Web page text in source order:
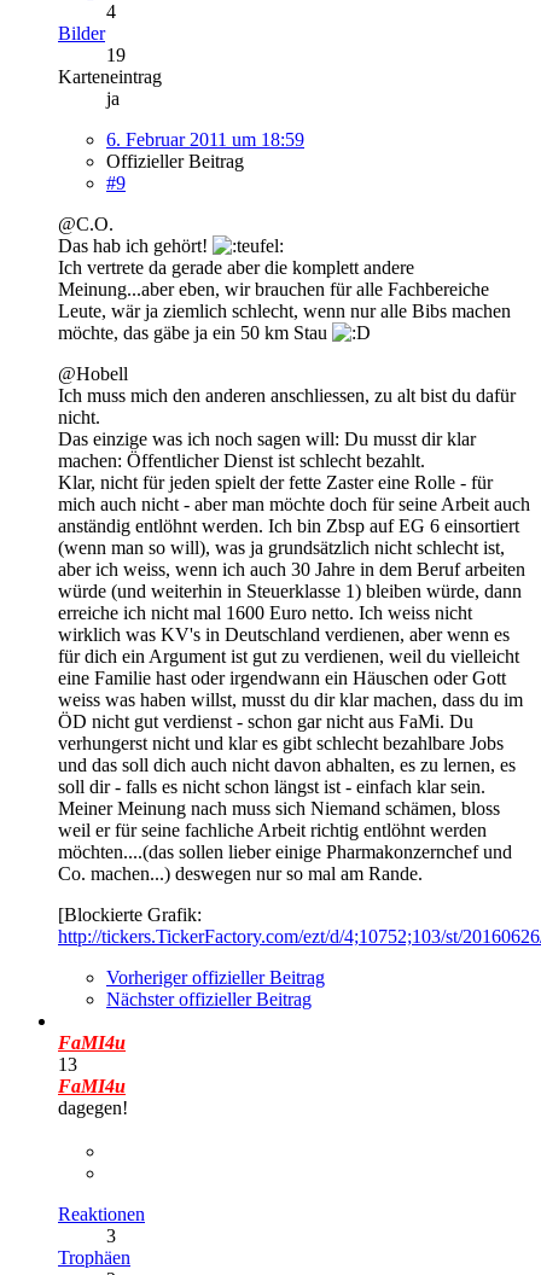
4
Bilder
19
Karteneintrag
ja
6. Februar 2011 um 18:59
Offizieller Beitrag
#9
@C.O.
Das hab ich gehört!
Ich vertrete da gerade aber die komplett andere
Meinung...aber eben, wir brauchen für alle Fachbereiche
Leute, wär ja ziemlich schlecht, wenn nur alle Bibs machen
möchte, das gäbe ja ein 50 km Stau
@Hobell
Ich muss mich den anderen anschliessen, zu alt bist du dafür
nicht.
Das einzige was ich noch sagen will: Du musst dir klar
machen: Öffentlicher Dienst ist schlecht bezahlt.
Klar, nicht für jeden spielt der fette Zaster eine Rolle - für
mich auch nicht - aber man möchte doch für seine Arbeit auch
anständig entlöhnt werden. Ich bin Zbsp auf EG 6 einsortiert
(wenn man so will), was ja grundsätzlich nicht schlecht ist,
aber ich weiss, wenn ich auch 30 Jahre in dem Beruf arbeiten
würde (und weiterhin in Steuerklasse 1) bleiben würde, dann
erreiche ich nicht mal 1600 Euro netto. Ich weiss nicht
wirklich was KV's in Deutschland verdienen, aber wenn es
für dich ein Argument ist gut zu verdienen, weil du vielleicht
eine Familie hast oder irgendwann ein Häuschen oder Gott
weiss was haben willst, musst du dir klar machen, dass du im
ÖD nicht gut verdienst - schon gar nicht aus FaMi. Du
verhungerst nicht und klar es gibt schlecht bezahlbare Jobs
und das soll dich auch nicht davon abhalten, es zu lernen, es
soll dir - falls es nicht schon längst ist - einfach klar sein.
Meiner Meinung nach muss sich Niemand schämen, bloss
weil er für seine fachliche Arbeit richtig entlöhnt werden
möchten....(das sollen lieber einige Pharmakonzernchef und
Co. machen...) deswegen nur so mal am Rande.
[Blockierte Grafik:
http://tickers.TickerFactory.com/ezt/d/4;10752;103/st/
Vorheriger offizieller Beitrag
Nächster offizieller Beitrag
FaMI4u
13
FaMI4u
dagegen!
Reaktionen
3
Trophäen